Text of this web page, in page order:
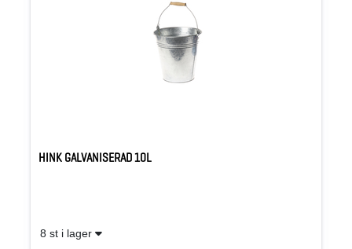
HINK GALVANISERAD 10L
8 st i lager